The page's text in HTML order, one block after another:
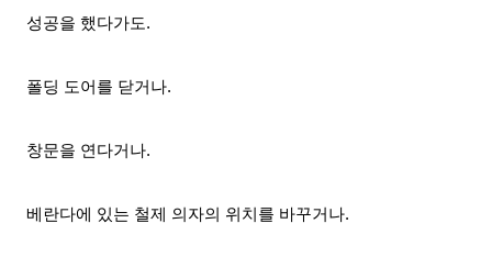
성공을 했다가도.
폴딩 도어를 닫거나.
창문을 연다거나.
베란다에 있는 철제 의자의 위치를 바꾸거나.